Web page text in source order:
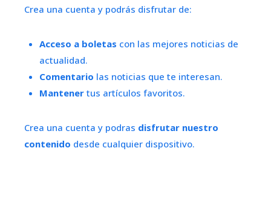
Crea una cuenta y podrás disfrutar de:
Acceso a boletas con las mejores noticias de
actualidad.
Comentario las noticias que te interesan.
Mantener tus artículos favoritos.
Crea una cuenta y podras disfrutar nuestro
contenido desde cualquier dispositivo.